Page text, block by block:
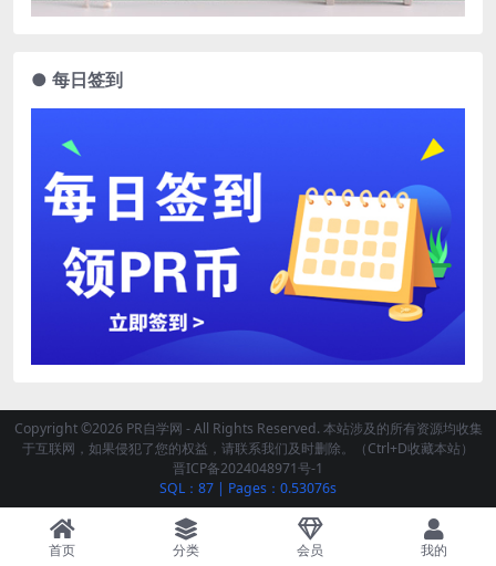
● 每日签到
Copyright ©2026 PR自学网 - All Rights Reserved. 本站涉及的所有资源均收集
于互联网，如果侵犯了您的权益，请联系我们及时删除。（Ctrl+D收藏本站）
晋ICP备2024048971号-1
SQL：87 | Pages：0.53076s
首页 分类 会员 我的